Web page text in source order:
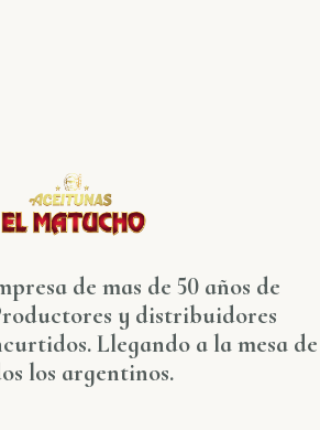
de mas de 50 años de
y distribuidores
Llegando a la mesa de
los argentinos.